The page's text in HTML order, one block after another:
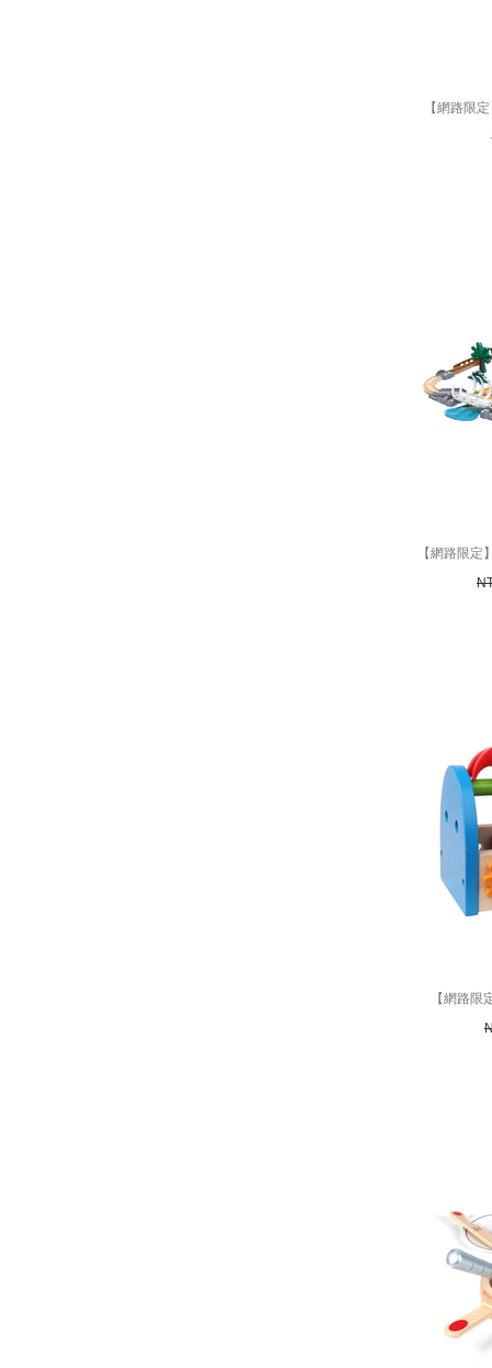
【網路限
【網路限
【網路